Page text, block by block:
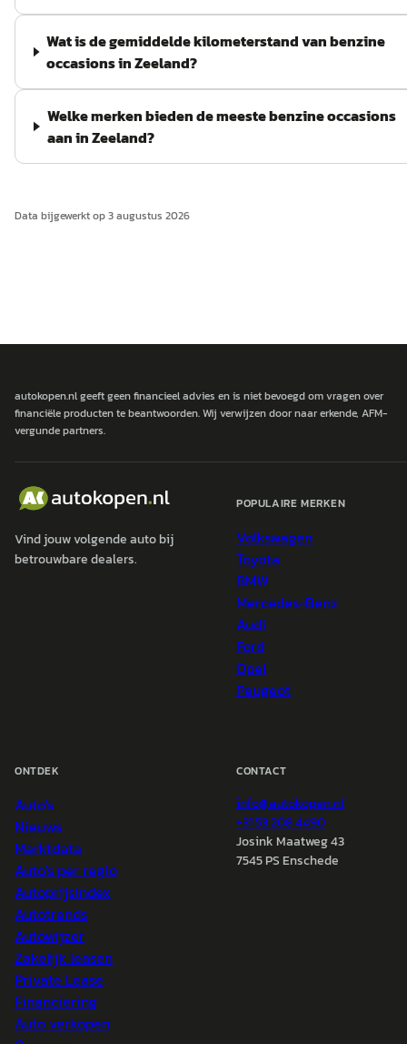
Wat is de gemiddelde kilometerstand van benzine
occasions in Zeeland?
Welke merken bieden de meeste benzine occasions
aan in Zeeland?
Data bijgewerkt op3 augustus 2026
autokopen.nl geeft geen financieel advies en is niet bevoegd om vragen over
financiële producten te beantwoorden. Wij verwijzen door naar erkende, AFM-
vergunde partners.
Vind jouw volgende auto bij
betrouwbare dealers.
POPULAIRE MERKEN
Volkswagen
Toyota
BMW
Mercedes-Benz
Audi
Ford
Opel
Peugeot
ONTDEK
Auto's
Nieuws
Marktdata
Auto's per regio
Autoprijsindex
Autotrends
Autowijzer
Zakelijk leasen
Private Lease
Financiering
Auto verkopen
CONTACT
info@autokopen.nl
+31 53 208 4490
Josink Maatweg 43
7545 PS Enschede